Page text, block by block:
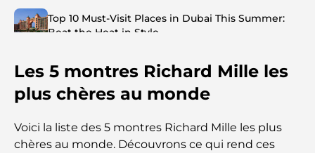
Top 10 Must-Visit Places in Dubai This Summer:
Beat the Heat in Style
Top 7 Busiest Airports in the World: Hub of Global
Investors and Residents
Les 5 montres Richard Mille les
plus chères au monde
Voici la liste des 5 montres Richard Mille les plus
chères au monde. Découvrons ce qui rend ces